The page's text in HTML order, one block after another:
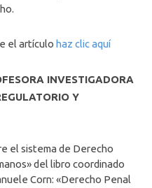
el artículo haz clic aquí
INVESTIGADORA
Y
el sistema de Derecho
del libro coordinado
Corn: «Derecho Penal